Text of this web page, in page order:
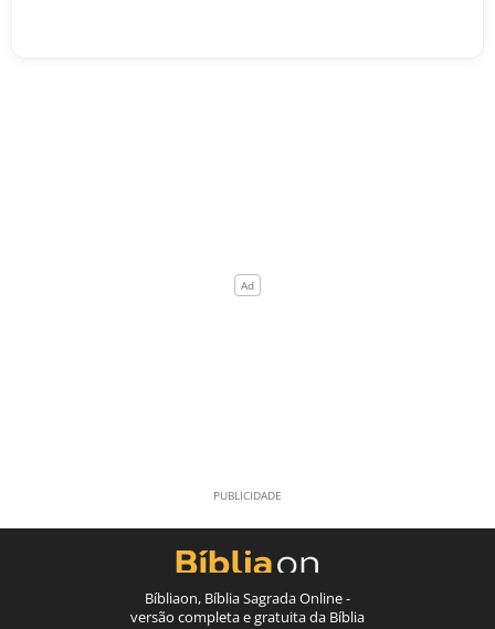
Bíbliaon, Bíblia Sagrada Online -
versão completa e gratuita da Bíblia